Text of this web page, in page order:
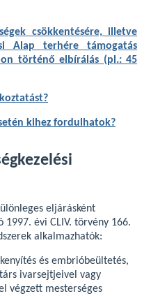
csökkentésére, illetve
Alap terhére támogatás
történő elbírálás (pl.: 45
kihez fordulhatok?
eljárásként
1997. évi CLIV. törvény 166.
alkalmazhatók:
és embrióbeültetés,
ivarsejtjeivel vagy
végzett mesterséges